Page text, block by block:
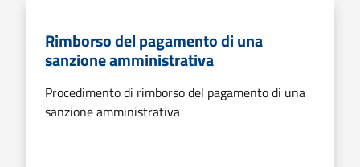
Rimborso del pagamento di una
sanzione amministrativa
Procedimento di rimborso del pagamento di una
sanzione amministrativa